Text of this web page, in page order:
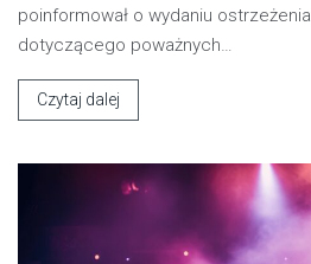
poinformował o wydaniu
dotyczącego poważnych…
Czytaj dalej